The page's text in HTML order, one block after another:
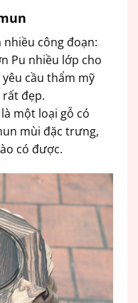
công đoạn:
Pu nhiều lớp cho
cầu thẩm mỹ
rất đẹp.
một loại gỗ có
mùi đặc trưng,
có được.